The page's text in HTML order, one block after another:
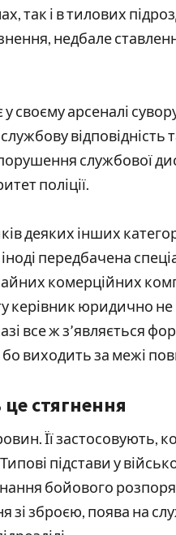
так і в тилових
недбале
своєму арсеналі
відповідність
службової
поліції.
деяких інших
передбачена
комерційних
керівник юридично
все ж з’являється
виходить за межі
стягнення
Її
підстави у
бойового
зброєю, поява на